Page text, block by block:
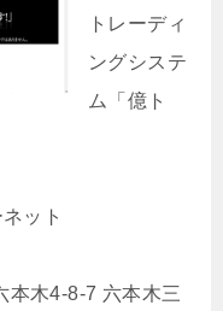
トレーディ
ングシステ
ム「億ト
ット
本木4-8-7 六本木三